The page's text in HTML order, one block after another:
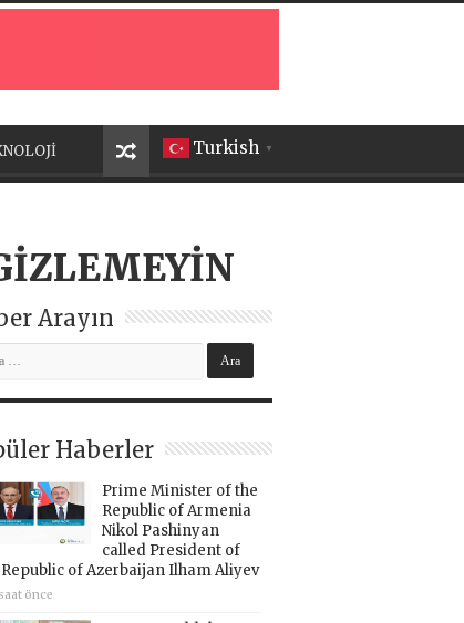
Turkish ▼
Arayın
Haberler
Prime Minister of the
Republic of Armenia
Nikol Pashinyan
called President of
of Azerbaijan Ilham Aliyev
önce